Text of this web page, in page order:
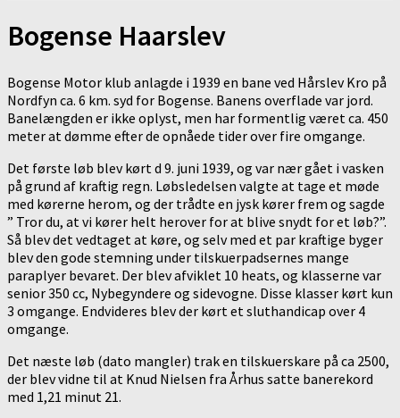
Bogense Haarslev
Bogense Motor klub anlagde i 1939 en bane ved Hårslev Kro på
Nordfyn ca. 6 km. syd for Bogense. Banens overflade var jord.
Banelængden er ikke oplyst, men har formentlig været ca. 450
meter at dømme efter de opnåede tider over fire omgange.
Det første løb blev kørt d 9. juni 1939, og var nær gået i vasken
på grund af kraftig regn. Løbsledelsen valgte at tage et møde
med kørerne herom, og der trådte en jysk kører frem og sagde
” Tror du, at vi kører helt herover for at blive snydt for et løb?”.
Så blev det vedtaget at køre, og selv med et par kraftige byger
blev den gode stemning under tilskuerpadsernes mange
paraplyer bevaret. Der blev afviklet 10 heats, og klasserne var
senior 350 cc, Nybegyndere og sidevogne. Disse klasser kørt kun
3 omgange. Endvideres blev der kørt et sluthandicap over 4
omgange.
Det næste løb (dato mangler) trak en tilskuerskare på ca 2500,
der blev vidne til at Knud Nielsen fra Århus satte banerekord
med 1,21 minut 21.